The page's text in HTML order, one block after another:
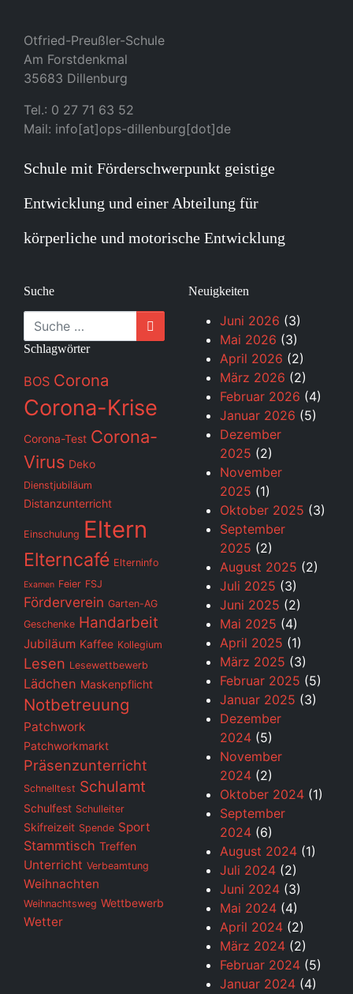
Otfried-Preußler-Schule
Am Forstdenkmal
35683 Dillenburg
Tel.: 0 27 71 63 52
Mail: info[at]ops-dillenburg[dot]de
Schule mit Förderschwerpunkt geistige
Entwicklung und einer Abteilung für
körperliche und motorische Entwicklung
Suche
Suche
Schlagwörter
BOS Corona
Corona-Krise
Corona-Test Corona-
Virus Deko
Dienstjubiläum
Distanzunterricht
Einschulung Eltern
Elterncafé Elterninfo
Examen Feier FSJ
Förderverein Garten-AG
Geschenke Handarbeit
Jubiläum Kaffee Kollegium
Lesen Lesewettbewerb
Lädchen Maskenpflicht
Notbetreuung
Patchwork
Patchworkmarkt
Präsenzunterricht
Schnelltest Schulamt
Schulfest Schulleiter
Skifreizeit Spende Sport
Stammtisch Treffen
Unterricht Verbeamtung
Weihnachten
Weihnachtsweg Wettbewerb
Wetter
Neuigkeiten
Juni 2026 (3)
Mai 2026 (3)
April 2026 (2)
März 2026 (2)
Februar 2026 (4)
Januar 2026 (5)
Dezember
2025 (2)
November
2025 (1)
Oktober 2025 (3)
September
2025 (2)
August 2025 (2)
Juli 2025 (3)
Juni 2025 (2)
Mai 2025 (4)
April 2025 (1)
März 2025 (3)
Februar 2025 (5)
Januar 2025 (3)
Dezember
2024 (5)
November
2024 (2)
Oktober 2024 (1)
September
2024 (6)
August 2024 (1)
Juli 2024 (2)
Juni 2024 (3)
Mai 2024 (4)
April 2024 (2)
März 2024 (2)
Februar 2024 (5)
Januar 2024 (4)